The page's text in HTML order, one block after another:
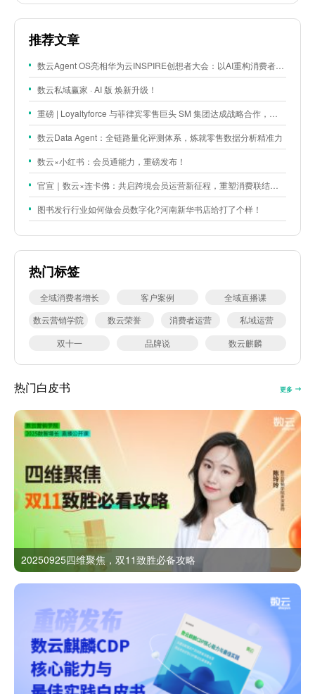
推荐文章
数云Agent OS亮相华为云INSPIRE创想者大会：以AI重构消费者运营与零售营销新范式
数云私域赢家 · AI 版 焕新升级！
重磅 | Loyaltyforce 与菲律宾零售巨头 SM 集团达成战略合作，携手开启 SMAC 会员数智化运营新征程
数云Data Agent：全链路量化评测体系，炼就零售数据分析精准力
数云×小红书：会员通能力，重磅发布！
官宣｜数云×连卡佛：共启跨境会员运营新征程，重塑消费联结新体验
图书发行行业如何做会员数字化?河南新华书店给打了个样！
热门标签
全域消费者增长 客户案例
全域直播课
数云营销学院
数云荣誉 消费者运营
私域运营
双十一
品牌说 数云麒麟
热门白皮书 更多
20250925四维聚焦，双11致胜必备攻略